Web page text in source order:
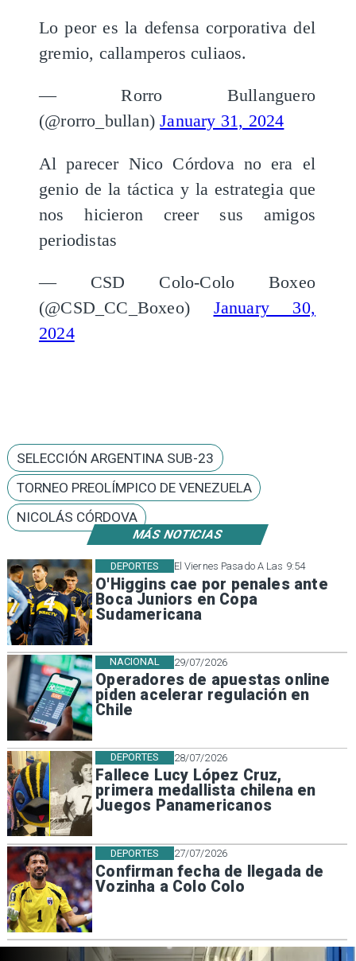
MÁS NOTICIAS
El Viernes Pasado A Las 9:54
O'Higgins cae por penales ante
Boca Juniors en Copa
Sudamericana
DEPORTES
29/07/2026
Operadores de apuestas online
piden acelerar regulación en
Chile
NACIONAL
28/07/2026
Fallece Lucy López Cruz,
primera medallista chilena en
Juegos Panamericanos
DEPORTES
27/07/2026
Confirman fecha de llegada de
Vozinha a Colo Colo
DEPORTES
Lo peor es la defensa corporativa del
gremio, callamperos culiaos.
— Rorro Bullanguero
(@rorro_bullan)January 31, 2024
Al parecer Nico Córdova no era el
genio de la táctica y la estrategia que
nos hicieron creer sus amigos
periodistas
— CSD Colo-Colo Boxeo
(@CSD_CC_Boxeo) January 30,
2024
SELECCIÓN ARGENTINA SUB-23
TORNEO PREOLÍMPICO DE VENEZUELA
NICOLÁS CÓRDOVA